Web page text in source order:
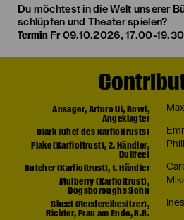
Du möchtest in die Welt unserer
schlüpfen und Theater spielen?
Termin Fr 09.10.2026, 17.00-19.30
Ansager, Arturo Ui, Bowl,
Angeklagter
Clark (Chef des Karfioltrusts)
Flake (Karfioltrust), 2. Händler,
Dullfeet
Butcher (Karfioltrust), 1. Händler
Mulberry (Karfioltrust),
Dogsboroughs Sohn
Sheet (Reedereibesitzer),
Richter, Frau am Ende, B.B.